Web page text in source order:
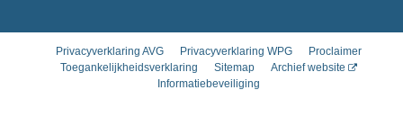
Privacyverklaring AVG Privacyverklaring WPG
Proclaimer
Toegankelijkheidsverklaring
Sitemap
Archief website
Informatiebeveiliging